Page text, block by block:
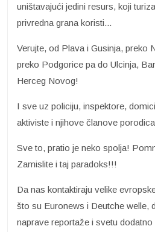
uništavajući jedini resurs, koji
privredna grana koristi...
Verujte, od Plava i Gusinja, preko
preko Podgorice pa do Ulcinja,
Herceg Novog!
I sve uz policiju, inspektore,
aktiviste i njihove članove
Sve to, pratio je neko spolja!
Zamislite i taj paradoks!!!
Da nas kontaktiraju velike
što su Euronews i Deutche welle,
naprave reportaže i svetu